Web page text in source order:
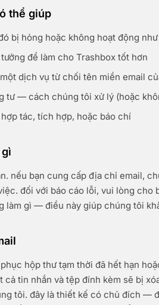
thể giúp
bị hỏng hoặc không hoạt động
để làm cho Trashbox tốt hơn
dịch vụ từ chối tên miền email
tư — cách chúng tôi xử lý (hoặc
tác, tích hợp, hoặc báo chí
nếu bạn cung cấp địa chỉ email,
đối với báo cáo lỗi, vui lòng cho
làm gì — điều này giúp chúng tôi
hộp thư tạm thời đã hết hạn
tin nhắn và tệp đính kèm sẽ bị
tôi. đây là thiết kế có chủ đích —